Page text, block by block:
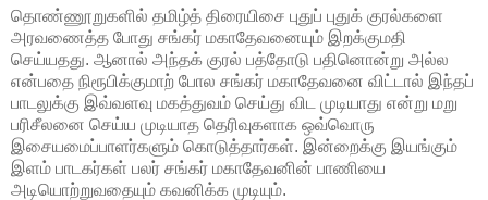
தொண்ணூறுகளில் தமிழ்த் திரையிசை புதுப் புதுக் குரல்களை
அரவணைத்த போது சங்கர் மகாதேவனையும் இறக்குமதி
செய்யதது. ஆனால் அந்தக் குரல் பத்தோடு பதினொன்று அல்ல
என்பதை நிரூபிக்குமாற் போல சங்கர் மகாதேவனை விட்டால் இந்தப்
பாடலுக்கு இவ்வளவு மகத்துவம் செய்து விட முடியாது என்று மறு
பரிசீலனை செய்ய முடியாத தெரிவுகளாக ஒவ்வொரு
இசையமைப்பாளர்களும் கொடுத்தார்கள். இன்றைக்கு இயங்கும்
இளம் பாடகர்கள் பலர் சங்கர் மகாதேவனின் பாணியை
அடியொற்றுவதையும் கவனிக்க முடியும்.